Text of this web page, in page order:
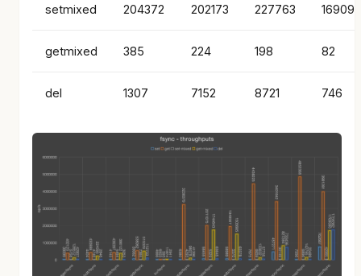
setmixed 204372 202173 227763 169098
getmixed 385 224 198 82
del 1307 7152 8721 746